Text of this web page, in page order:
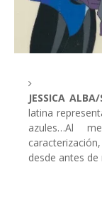
JESSICA
latina
azules…Al
desde antes